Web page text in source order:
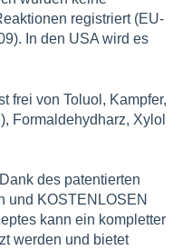
registriert (EU-
In den USA wird es
von Toluol, Kampfer,
Formaldehydharz, Xylol
des patentierten
und KOSTENLOSEN
kann ein kompletter
werden und bietet